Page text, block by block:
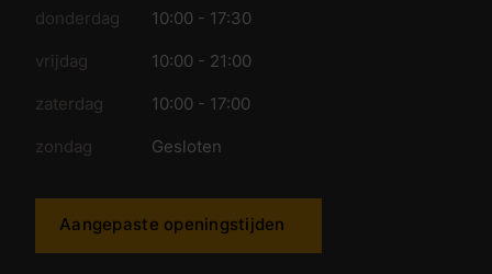
donderdag 10:00 - 17:30
vrijdag 10:00 - 21:00
zaterdag 10:00 - 17:00
zondag Gesloten
Aangepaste openingstijden